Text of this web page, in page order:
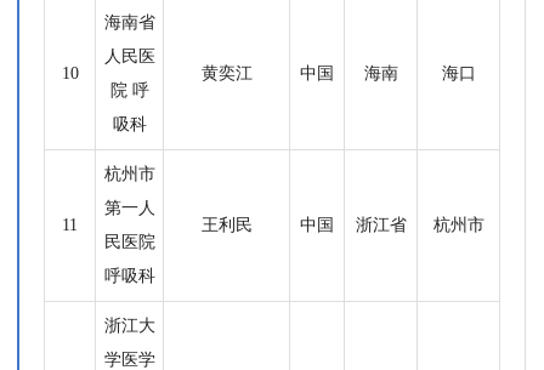
10
海南省
人民医
院 呼
吸科
黄奕江 中国 海南 海口
11
杭州市
第一人
民医院
呼吸科
王利民 中国 浙江省 杭州市
浙江大
学医学